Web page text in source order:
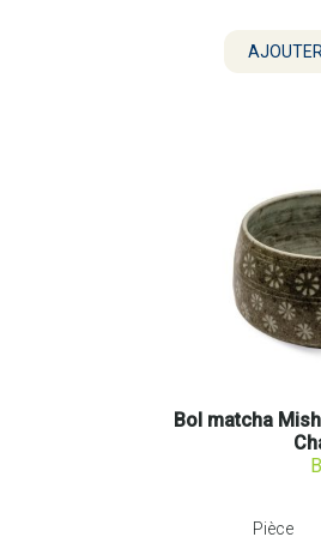
Bol matcha
Pièce